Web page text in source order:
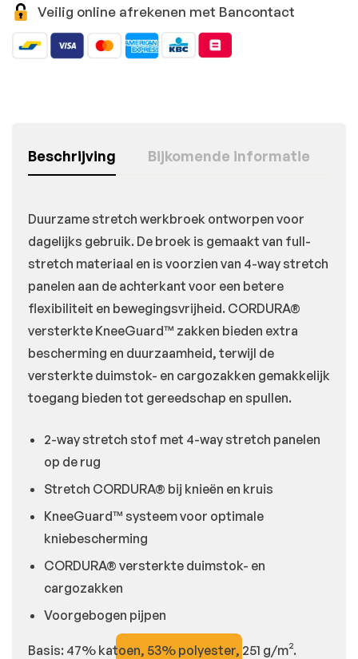
Veilig online afrekenen met Bancontact
Beschrijving Bijkomende informatie
Duurzame stretch werkbroek ontworpen voor
dagelijks gebruik. De broek is gemaakt van full-
stretch materiaal en is voorzien van 4-way stretch
panelen aan de achterkant voor een betere
flexibiliteit en bewegingsvrijheid. CORDURA®
versterkte KneeGuard™ zakken bieden extra
bescherming en duurzaamheid, terwijl de
versterkte duimstok- en cargozakken gemakkelijk
toegang bieden tot gereedschap en spullen.
2-way stretch stof met 4-way stretch panelen
op de rug
Stretch CORDURA® bij knieën en kruis
KneeGuard™ systeem voor optimale
kniebescherming
CORDURA® versterkte duimstok- en
cargozakken
Voorgebogen pijpen
Basis: 47% katoen, 53% polyester, 251 g/m².